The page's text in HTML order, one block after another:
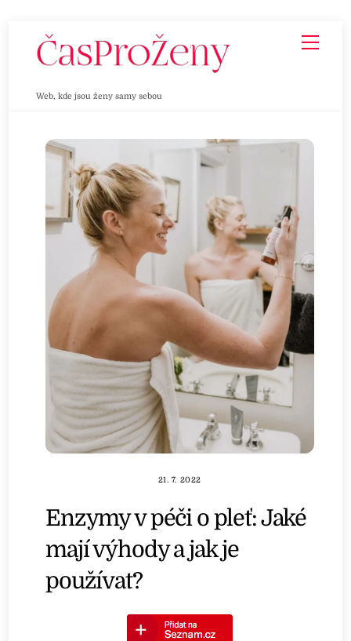
Web, kde jsou ženy samy sebou
21. 7. 2022
Enzymy v péči o pleť: Jaké
mají výhody a jak je
používat?